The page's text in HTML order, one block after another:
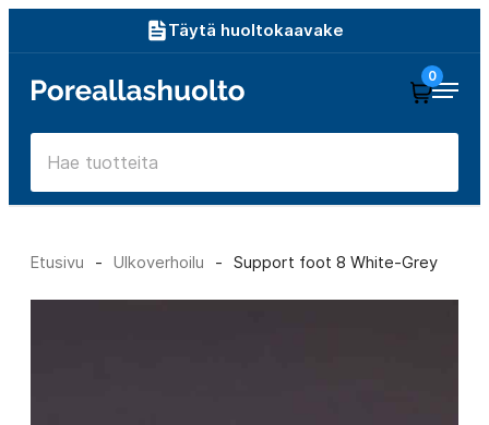
sisältöön
Täytä huoltokaavake
Poreallashuolto
0
Etusivu - Ulkoverhoilu - Support foot 8 White-Grey